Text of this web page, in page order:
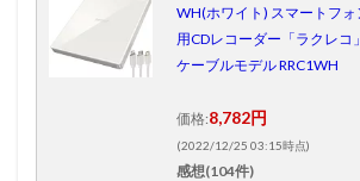
WH(ホワイト) スマートフォ
用CDレコーダー「ラクレコ」
ケーブルモデル RRC1WH
価格:8,782円
(2022/12/25 03:15時点)
感想(104件)